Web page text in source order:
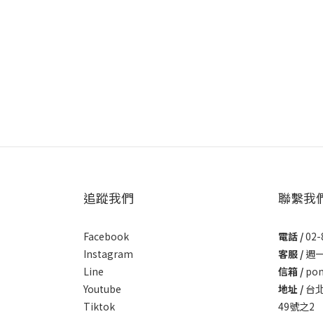
追蹤我們
Facebook
Instagram
Line
Youtube
Tiktok
聯繫我
電話 /02-
客服 /週
信箱 /
地址 /台
49號之2